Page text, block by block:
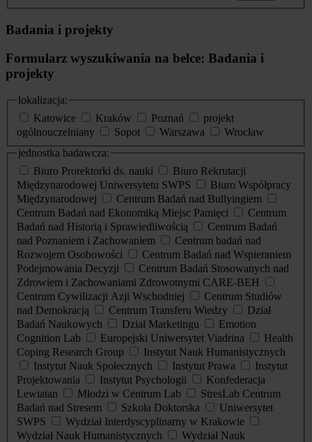
Badania i projekty
Formularz wyszukiwania na belce: Badania i
projekty
lokalizacja:
Katowice
Kraków Poznań
projekt
ogólnouczelniany
Sopot Warszawa
Wrocław
jednostka badawcza:
Biuro Prorektorki ds. nauki
Biuro Rekrutacji
Międzynarodowej Uniwersytetu SWPS
Biuro Współpracy
Międzynarodowej
Centrum Badań nad Bullyingiem
Centrum Badań nad Ekonomiką Miejsc Pamięci
Centrum
Badań nad Historią i Sprawiedliwością
Centrum Badań
nad Poznaniem i Zachowaniem
Centrum badań nad
Rozwojem Osobowości
Centrum Badań nad Wspieraniem
Podejmowania Decyzji
Centrum Badań Stosowanych nad
Zdrowiem i Zachowaniami Zdrowotnymi CARE-BEH
Centrum Cywilizacji Azji Wschodniej
Centrum Studiów
nad Demokracją
Centrum Transferu Wiedzy
Dział
Badań Naukowych
Dział Marketingu
Emotion
Cognition Lab
Europejski Uniwersytet Viadrina
Health
Coping Research Group
Instytut Nauk Humanistycznych
Instytut Nauk Społecznych
Instytut Prawa
Instytut
Projektowania
Instytut Psychologii
Konfederacja
Lewiatan
Młodzi w Centrum Lab
StresLab Centrum
Badań nad Stresem
Szkoła Doktorska
Uniwersytet
SWPS
Wydział Interdyscyplinarny w Krakowie
Wydział Nauk Humanistycznych
Wydział Nauk